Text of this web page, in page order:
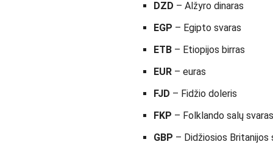
DZD – Alžyro dinaras
EGP – Egipto svaras
ETB – Etiopijos birras
EUR – euras
FJD – Fidžio doleris
FKP – Folklando salų svaras
GBP – Didžiosios Britanijos